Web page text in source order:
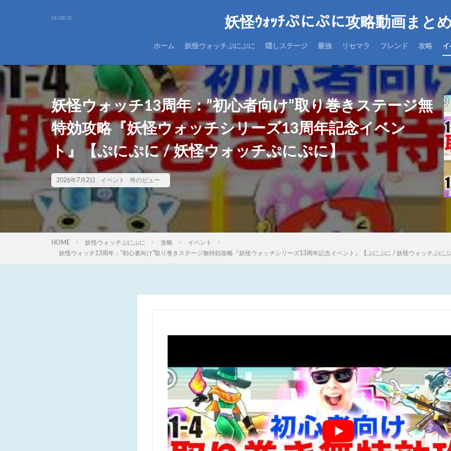
妖怪ｳｫｯﾁぷにぷに攻略動画まと
ホーム 妖怪ウォッチぷにぷに 隠しステージ 最強 リセマラ フレンド 攻略 イ
妖怪ウォッチ13周年：”初心者向け”取り巻きステージ無
特効攻略『妖怪ウォッチシリーズ13周年記念イベン
ト』【ぷにぷに / 妖怪ウォッチぷにぷに】
2026年7月2日 イベント 件のビュー
HOME 妖怪ウォッチぷにぷに 攻略
イベント
妖怪ウォッチ13周年：”初心者向け”取り巻きステージ無特効攻略『妖怪ウォッチシリーズ13周年記念イベント』【ぷにぷに / 妖怪ウォッチぷに